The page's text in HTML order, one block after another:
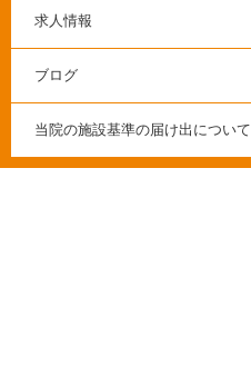
求人情報
ブログ
当院の施設基準の届け出について